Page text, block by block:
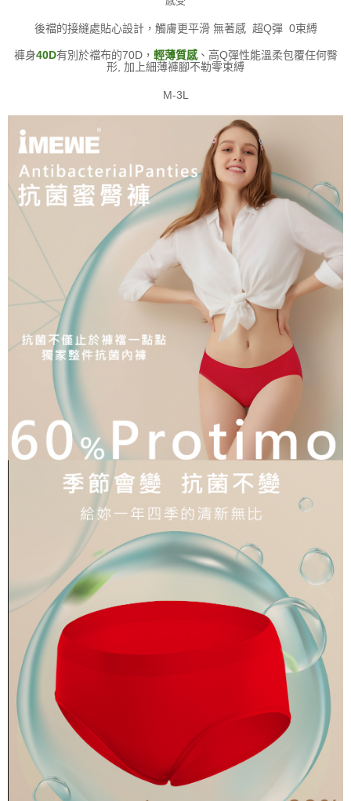
後襠的接縫處貼心設計，觸膚更平滑 無著感 超Q彈 0束縛
褲身40D有別於襠布的70D， 輕薄質感、高Q彈性能溫柔包覆任何臀
形, 加上細薄褲腳不勒零束縛
M-3L